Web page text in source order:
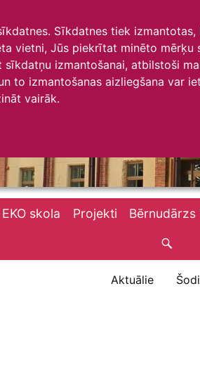
Sīkdatnes tiek
vietni, Jūs piekrītat minēto
izmantošanai, atbilstoši
to izmantošanas aizliegšana var
vairāk.
EKO skola Projekti
Aktuālie